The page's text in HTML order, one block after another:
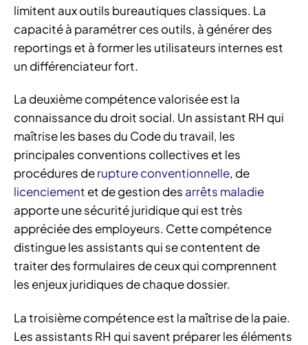
limitent aux outils bureautiques classiques. La
capacité à paramétrer ces outils, à générer des
reportings et à former les utilisateurs internes est
un différenciateur fort.
La deuxième compétence valorisée est la
connaissance du droit social. Un assistant RH qui
maîtrise les bases du Code du travail, les
principales conventions collectives et les
procédures derupture conventionnelle, de
licenciement et de gestion des arrêts maladie
apporte une sécurité juridique qui est très
appréciée des employeurs. Cette compétence
distingue les assistants qui se contentent de
traiter des formulaires de ceux qui comprennent
les enjeux juridiques de chaque dossier.
La troisième compétence est la maîtrise de la paie.
Les assistants RH qui savent préparer les éléments